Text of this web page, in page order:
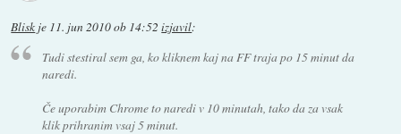
Blisk je 11. jun 2010 ob 14:52 izjavil:
Tudi stestiral sem ga, ko kliknem kaj na FF traja po 15 minut da
naredi.
Če uporabim Chrome to naredi v 10 minutah, tako da za vsak
klik prihranim vsaj 5 minut.